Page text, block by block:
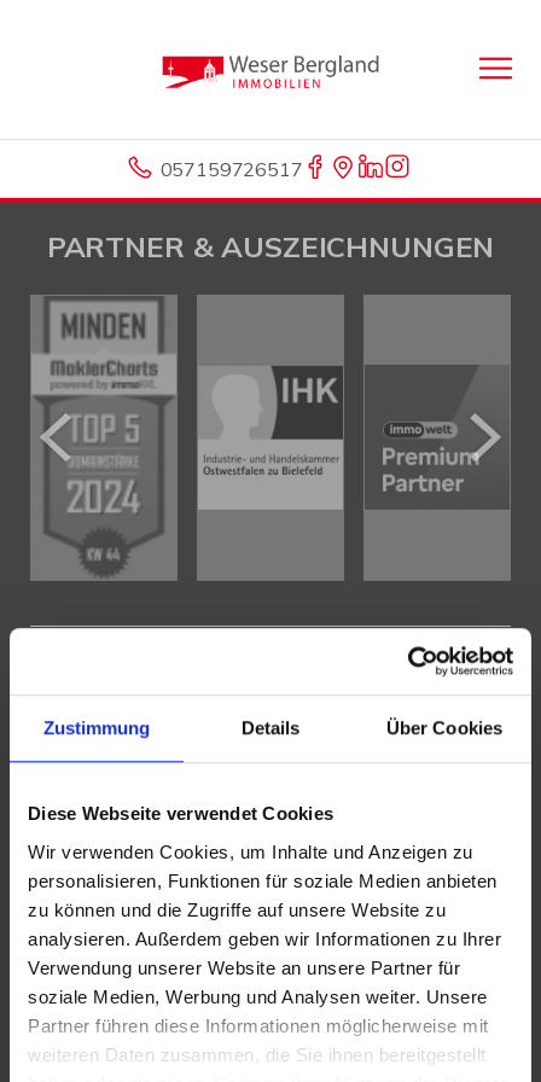
Zustimmung Details Über Cookies
Diese Webseite verwendet Cookies
Wir verwenden Cookies, um Inhalte und Anzeigen zu
personalisieren, Funktionen für soziale Medien anbieten
zu können und die Zugriffe auf unsere Website zu
analysieren. Außerdem geben wir Informationen zu Ihrer
Verwendung unserer Website an unsere Partner für
soziale Medien, Werbung und Analysen weiter. Unsere
Partner führen diese Informationen möglicherweise mit
weiteren Daten zusammen, die Sie ihnen bereitgestellt
057159726517
PARTNER & AUSZEICHNUNGEN
WeserBergland Immobilien
Tel.:
0571 - 597 265 17
Fax:0571 - 870 490 05
E-Mail:info@wb-immobilien.de
Web:www.wb-immobilien.de
PROFIL